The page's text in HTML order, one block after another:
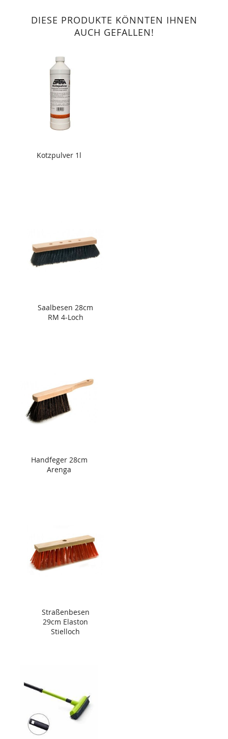
DIESE PRODUKTE KÖNNTEN IHNEN
AUCH GEFALLEN!
Kotzpulver 1l
Saalbesen 28cm
RM 4-Loch
Handfeger 28cm
Arenga
Straßenbesen
29cm Elaston
Stielloch